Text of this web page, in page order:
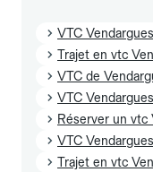
VTC
Trajet en vtc
VTC de
VTC
Réserver un vtc
VTC
Trajet en vtc